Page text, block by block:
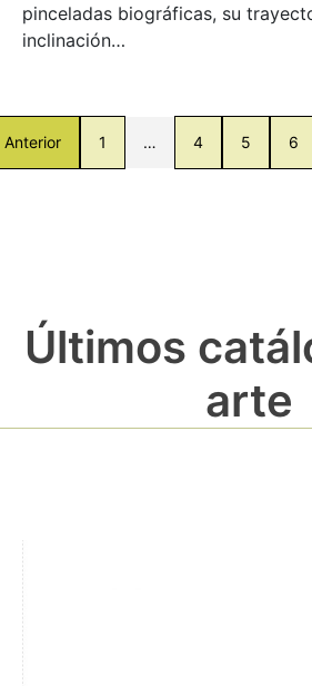
pinceladas biográficas, su
inclinación…
Anterior 1 … 4 5 6
Últimos
arte